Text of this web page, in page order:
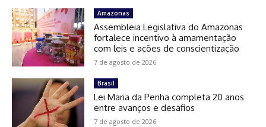
Amazonas
Assembleia Legislativa do Amazonas
fortalece incentivo à amamentação
com leis e ações de conscientização
7 de agosto de 2026
Brasil
Lei Maria da Penha completa 20 anos
entre avanços e desafios
7 de agosto de 2026